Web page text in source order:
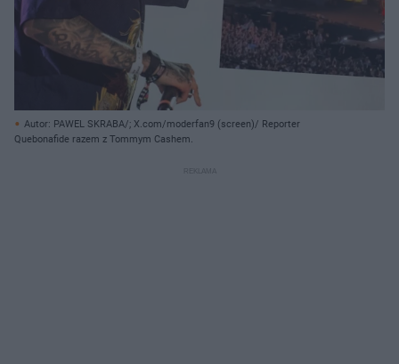
Autor: PAWEL SKRABA/; X.com/moderfan9 (screen)/ Reporter
Quebonafide razem z Tommym Cashem.